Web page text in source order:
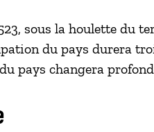
sous la houlette du
du pays durera
pays changera